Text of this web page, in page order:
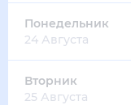
Понедельник
24 Августа
Вторник
25 Августа